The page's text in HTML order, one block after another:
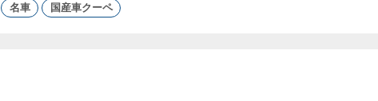
名車 国産車クーペ